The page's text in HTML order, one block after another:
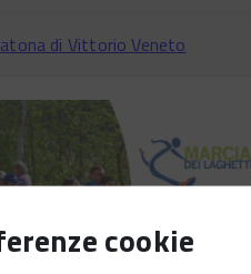
cookie
di Vittorio Veneto